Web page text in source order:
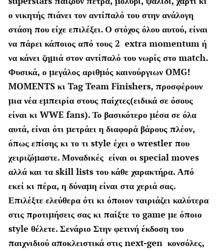
ο νικητής πιάνει τον αντίπαλό του στην ανάλογη
στάση που είχε επιλέξει. Ο στόχος όλου αυτού, είναι
να πάρει κάποιος από τους 2 extra momentum ή
να κάνει ζημιά στον αντίπαλό του νωρίς στο match.
Φυσικά, ο μεγάλος αριθμός καινούργιων OMG!
MOMENTS κι Tag Team Finishers, προσφέρουν
μια νέα εμπειρία στους παίχτες(ειδικά σε όσους
είναι κι WWE fans). Το βασικότερο μέσα σε όλα
αυτά, είναι ότι μετράει η διαφορά βάρους πλέον,
όπως επίσης κι το τι style έχει ο wrestler που
χειριζόμαστε. Μοναδικές είναι οι special moves
αλλά και τα skill lists του κάθε χαρακτήρα. Από
εκεί κι πέρα, η δύναμη είναι στα χεριά σας.
Επιλέξτε ελεύθερα ότι κι όποιον ταιριάζει καλύτερα
στις προτιμήσεις σας κι παίξτε το game με όποιο
style θέλετε. Σενάριο Στην φετινή έκδοση του
παιχνιδιού αποκλειστικά στις next-gen κονσόλες,